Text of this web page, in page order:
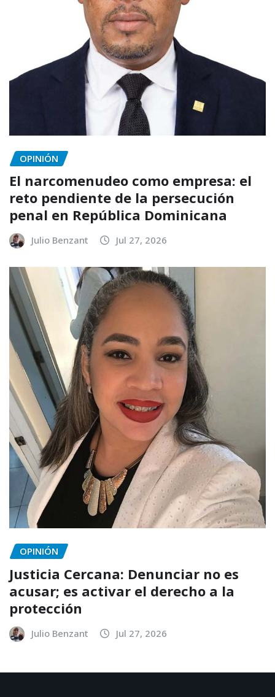
OPINIÓN
El narcomenudeo como empresa: el
reto pendiente de la persecución
penal en República Dominicana
Julio Benzant Jul 27, 2026
OPINIÓN
Justicia Cercana: Denunciar no es
acusar; es activar el derecho a la
protección
Julio Benzant Jul 27, 2026